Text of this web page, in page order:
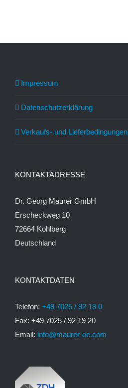
Impressum
Datenschutzerklärung
Verkaufs- und Lieferbedingungen
KONTAKTADRESSE
Dr. Georg Maurer GmbH
Erscheckweg 10
72664 Kohlberg
Deutschland
KONTAKTDATEN
Telefon: +49 7025 / 92 19 0
Fax: +49 7025 / 92 19 20
Email: info@maurer-oe.com